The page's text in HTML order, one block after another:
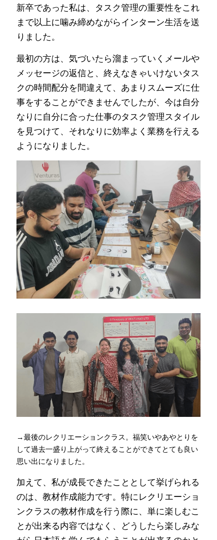
新卒であった私は、タスク管理の重要性をこれ
まで以上に噛み締めながらインターン生活を送
りました。
最初の方は、気づいたら溜まっていくメールや
メッセージの返信と、終えなきゃいけないタス
クの時間配分を間違えて、あまりスムーズに仕
事をすることができませんでしたが、今は自分
なりに自分に合った仕事のタスク管理スタイル
を見つけて、それなりに効率よく業務を行える
ようになりました。
→最後のレクリエーションクラス。福笑いやあやとりを
して過去一盛り上がって終えることができてとても良い
思い出になりました。
加えて、私が成長できたこととして挙げられる
のは、教材作成能力です。特にレクリエーショ
ンクラスの教材作成を行う際に、単に楽しむこ
とが出来る内容ではなく、どうしたら楽しみな